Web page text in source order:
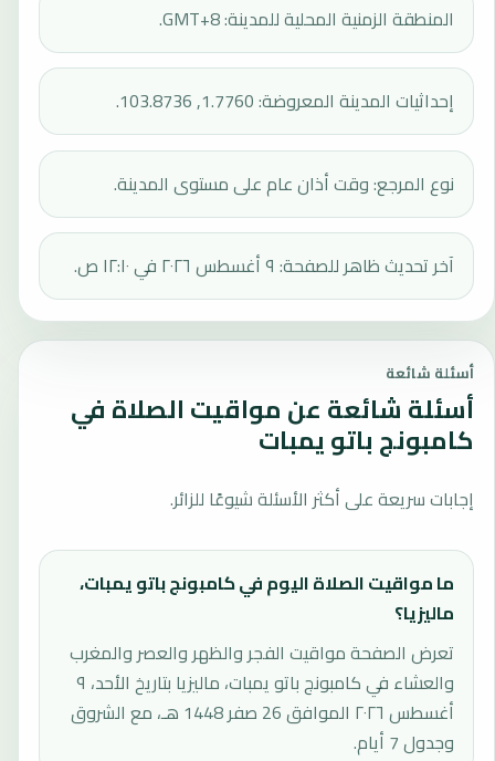
المنطقة الزمنية المحلية للمدينة: GMT+8.
إحداثيات المدينة المعروضة: 1.7760, 103.8736.
نوع المرجع: وقت أذان عام على مستوى المدينة.
آخر تحديث ظاهر للصفحة: ٩ أغسطس ٢٠٢٦ في ١٢:١٠ ص.
أسئلة شائعة
أسئلة شائعة عن مواقيت الصلاة في
كامبونج باتو يمبات
إجابات سريعة على أكثر الأسئلة شيوعًا للزائر.
ما مواقيت الصلاة اليوم في كامبونج باتو يمبات،
ماليزيا؟
تعرض الصفحة مواقيت الفجر والظهر والعصر والمغرب
والعشاء في كامبونج باتو يمبات، ماليزيا بتاريخ الأحد، ٩
أغسطس ٢٠٢٦ الموافق 26 صفر 1448 هـ، مع الشروق
وجدول 7 أيام.